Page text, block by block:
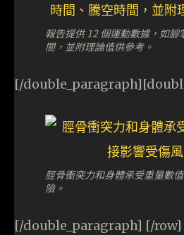
報告提供 12 個運動數據，如
間，並附理論值供參考。
[/
脛骨衝突力和身體承受重量數
險。
[/double_paragraph] [/row]